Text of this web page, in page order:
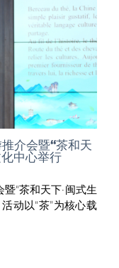
介会暨“茶和天
中心举行
“茶和天下·闽式生
动以“茶”为核心载